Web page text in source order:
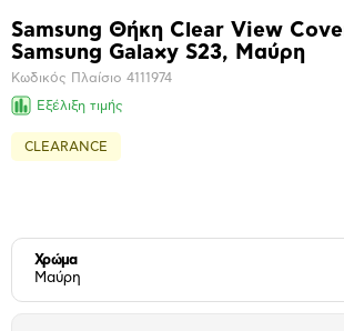
Βασικά
χαρακτηριστικά
Samsung Θήκη Clear View
Samsung Galaxy S23, Μαύρη
Κωδικός Πλαίσιο 4111974
Εξέλιξη τιμής
CLEARANCE
Χρώμα
Μαύρη